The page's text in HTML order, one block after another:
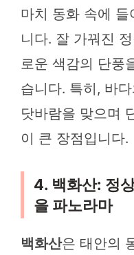
마치 동화 속에
니다. 잘 가꿔진
로운 색감의 단풍
습니다. 특히, 바
닷바람을 맞으며
이 큰 장점입니다.
4. 백화산: 정
을 파노라마
백화산은 태안의